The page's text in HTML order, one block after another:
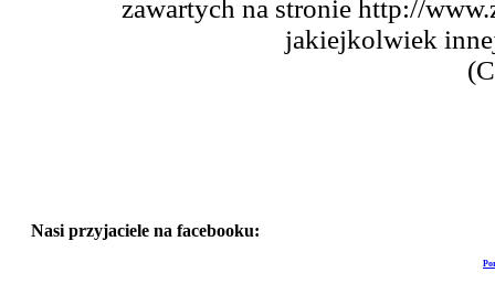
zawartych na stronie http://
jakiejkolwiek
Nasi przyjaciele na facebooku: